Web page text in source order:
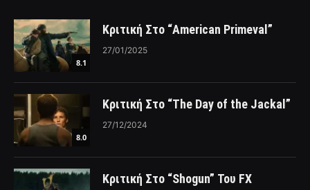
8.1
Κριτική Στο “American Primeval”
27/01/2025
8.0
Κριτική Στο “The Day of the Jackal”
27/12/2024
Κριτική Στο “Shogun” Του FX